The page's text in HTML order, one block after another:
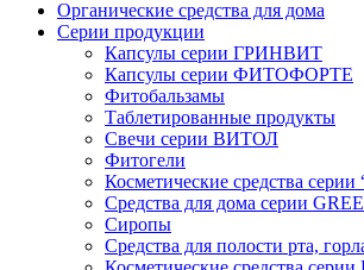
Органические средства для дома
Серии продукции
Капсулы серии ГРИНВИТ
Капсулы серии ФИТОФОРТЕ
Фитобальзамы
Таблетированные продукты
Свечи серии ВИТОЛ
Фитогели
Косметические средства серии
Средства для дома серии
Сиропы
Средства для полости рта,